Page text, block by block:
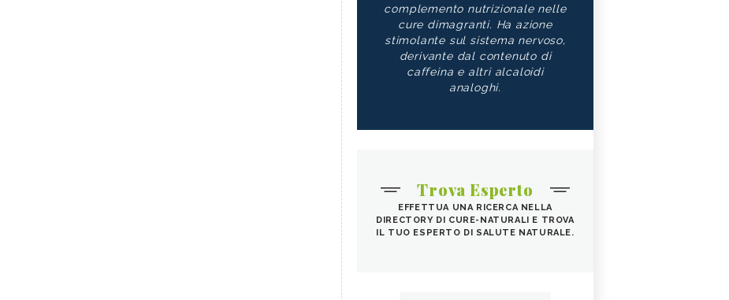
complemento nutrizionale nelle
cure dimagranti. Ha azione
stimolante sul sistema nervoso,
derivante dal contenuto di
caffeina e altri alcaloidi
analoghi.
Trova Esperto
EFFETTUA UNA RICERCA NELLA
DIRECTORY DI CURE-NATURALI E TROVA
IL TUO ESPERTO DI SALUTE NATURALE.